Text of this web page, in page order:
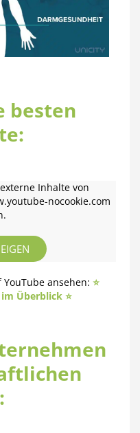
besten
Inhalte von
nocookie.com
ansehen: ⭐️
Überblick ⭐️